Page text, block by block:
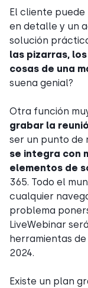
El cliente
en detalle y un
solución
las pizarras,
cosas de una
suena genial?
Otra función
grabar la
ser un punto de
se integra con
elementos de
365. Todo el
cualquier
problema
LiveWebinar
herramientas
2024.
Existe un plan